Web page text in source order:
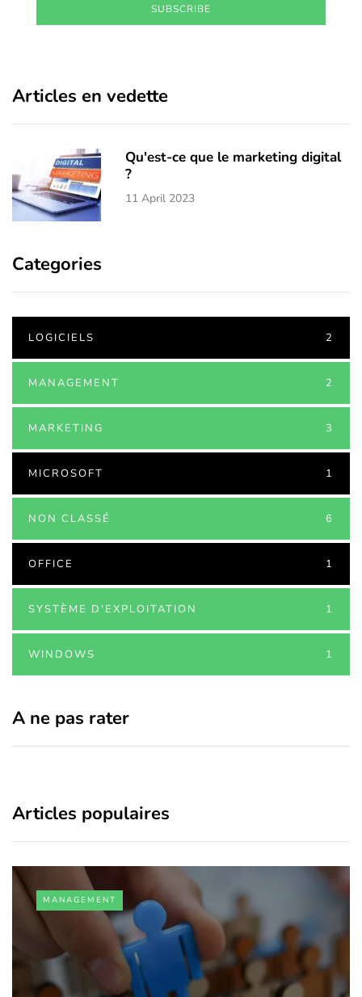
SUBSCRIBE
Articles en vedette
Qu'est-ce que le marketing digital
?
11 April 2023
Categories
LOGICIELS 2
MANAGEMENT 2
MARKETING 3
MICROSOFT 1
NON CLASSÉ 6
OFFICE 1
SYSTÈME D'EXPLOITATION 1
WINDOWS 1
A ne pas rater
Articles populaires
MANAGEMENT